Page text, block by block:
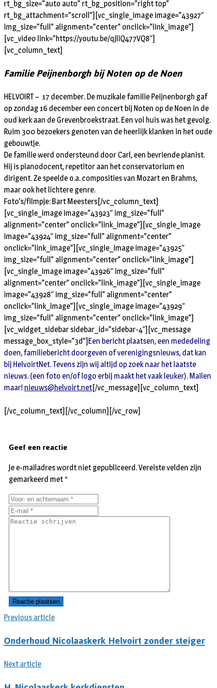
rt_bg_size=”auto auto” rt_bg_position=”right top”
rt_bg_attachment=”scroll”][vc_single_image image=”43927″
img_size=”full” alignment=”center” onclick=”link_image”]
[vc_video link=”https://youtu.be/qjliQ477VQ8″]
[vc_column_text]
Familie Peijnenborgh bij Noten op de Noen
HELVOIRT – 17 december. De muzikale familie Peijnenborgh gaf
op zondag 16 december een concert bij Noten op de Noen in de
oud kerk aan de Grevenbroekstraat. Een vol huis was het gevolg.
Ruim 300 bezoekers genoten van de heerlijk klanken in het oude
gebouwtje.
De familie werd ondersteund door Carl, een bevriende pianist.
Hij is pianodocent, repetitor aan het conservatorium en
dirigent. Ze speelde o.a. composities van Mozart en Brahms,
maar ook het lichtere genre.
Foto’s/filmpje: Bart Meesters[/vc_column_text]
[vc_single_image image=”43923″ img_size=”full”
alignment=”center” onclick=”link_image”][vc_single_image
image=”43924″ img_size=”full” alignment=”center”
onclick=”link_image”][vc_single_image image=”43925″
img_size=”full” alignment=”center” onclick=”link_image”]
[vc_single_image image=”43926″ img_size=”full”
alignment=”center” onclick=”link_image”][vc_single_image
image=”43928″ img_size=”full” alignment=”center”
onclick=”link_image”][vc_single_image image=”43929″
img_size=”full” alignment=”center” onclick=”link_image”]
[vc_widget_sidebar sidebar_id=”sidebar-4″][vc_message
message_box_style=”3d”] Een bericht plaatsen, een mededeling
doen, familiebericht doorgeven of verenigingsnieuws, dat kan
bij HelvoirtNet. Tevens zijn wij altijd op zoek naar het laatste
nieuws. (een foto en/of logo erbij maakt het vaak leuker). Mailen
maar! nieuws@helvoirt.net[/vc_message][vc_column_text]
[/vc_column_text][/vc_column][/vc_row]
Previous article
Onderhoud Nicolaaskerk Helvoirt zonder steiger
Next article
Geef een reactie
Je e-mailadres wordt niet gepubliceerd.Vereiste velden zijn
gemarkeerd met *